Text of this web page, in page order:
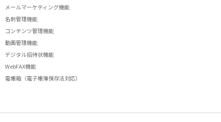
メールマーケティング機能
名刺管理機能
コンテンツ管理機能
動画管理機能
デジタル招待状機能
WebFAX機能
電帳箱（電子帳簿保存法対応）